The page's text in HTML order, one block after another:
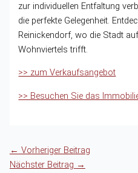
zur individuellen Entfaltung
die perfekte Gelegenheit.
Reinickendorf, wo die Stadt
Wohnviertels trifft.
>> zum Verkaufsangebot
>> Besuchen Sie das
← Vorheriger Beitrag
Nächster Beitrag →